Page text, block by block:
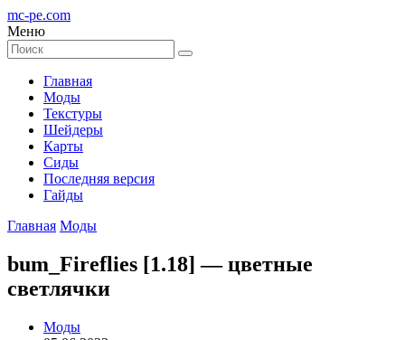
mc-pe.com
Меню
Главная
Моды
Текстуры
Шейдеры
Карты
Сиды
Последняя версия
Гайды
Главная Моды
bum_Fireflies [1.18] — цветные
светлячки
Моды